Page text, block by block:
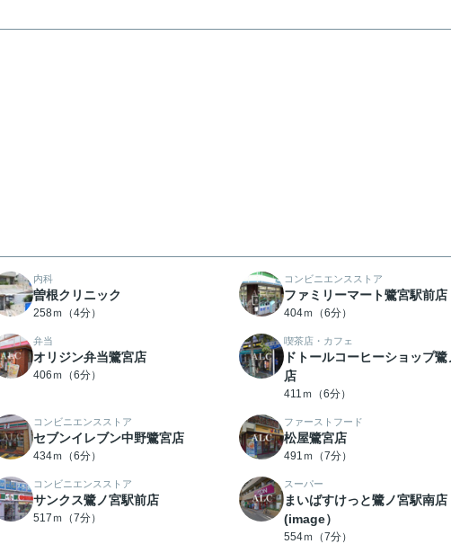
内科
曽根クリニック
258ｍ（4分）
コンビニエンスストア
ファミリーマート鷺宮駅前店
404ｍ（6分）
弁当
オリジン弁当鷺宮店
406ｍ（6分）
喫茶店・カフェ
ドトールコーヒーショップ鷺
店
411ｍ（6分）
コンビニエンスストア
セブンイレブン中野鷺宮店
434ｍ（6分）
ファーストフード
松屋鷺宮店
491ｍ（7分）
コンビニエンスストア
サンクス鷺ノ宮駅前店
517ｍ（7分）
スーパー
まいばすけっと鷺ノ宮駅南店
(image）
554ｍ（7分）